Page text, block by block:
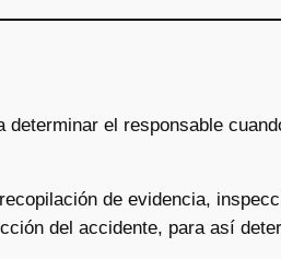
el responsable
de evidencia,
del accidente, para así